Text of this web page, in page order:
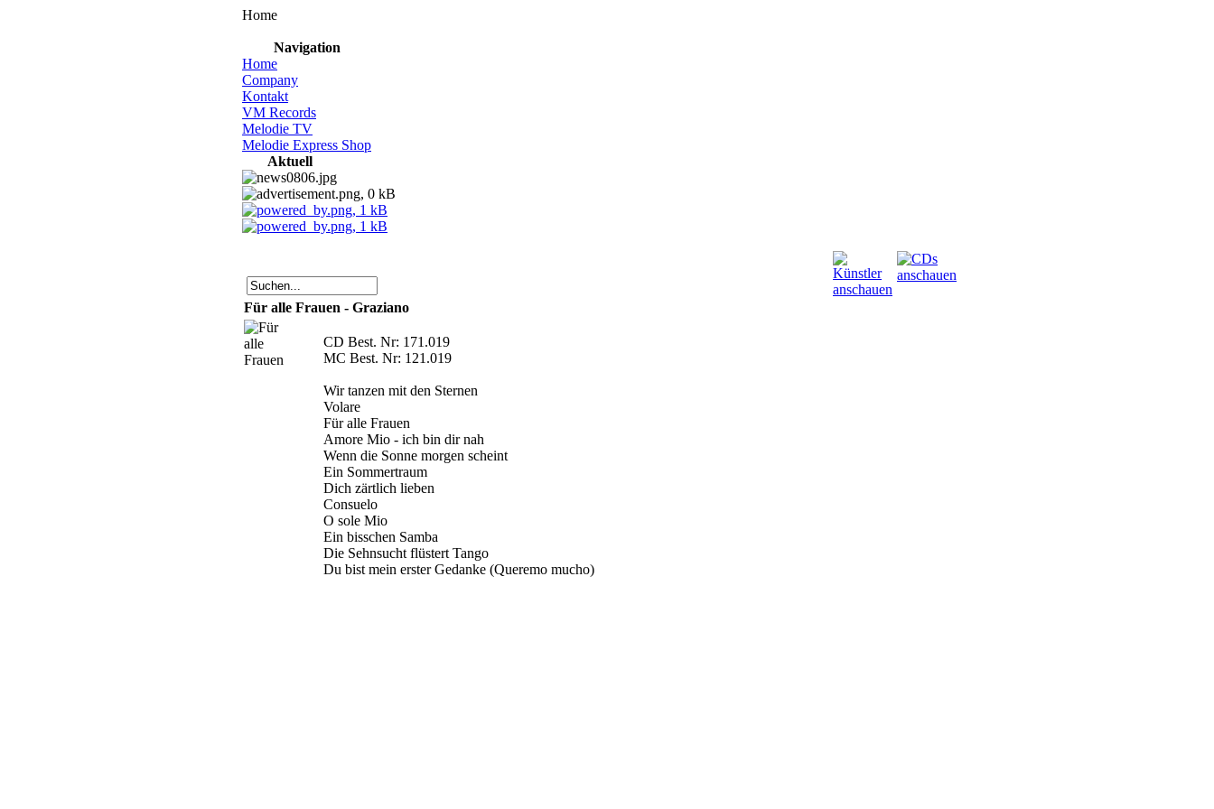
Home
Navigation
Home
Company
Kontakt
VM Records
Melodie TV
Melodie Express Shop
Aktuell
Für alle Frauen - Graziano
CD Best. Nr: 171.019
MC Best. Nr: 121.019
Wir tanzen mit den Sternen
Volare
Für alle Frauen
Amore Mio - ich bin dir nah
Wenn die Sonne morgen scheint
Ein Sommertraum
Dich zärtlich lieben
Consuelo
O sole Mio
Ein bisschen Samba
Die Sehnsucht flüstert Tango
Du bist mein erster Gedanke (Queremo mucho)